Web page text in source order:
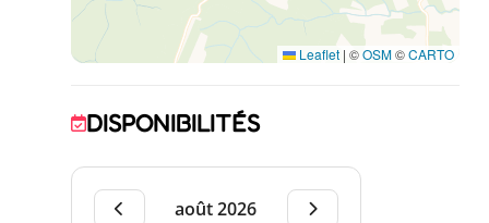
Leaflet | ©OSM©CARTO
DISPONIBILITÉS
août 2026